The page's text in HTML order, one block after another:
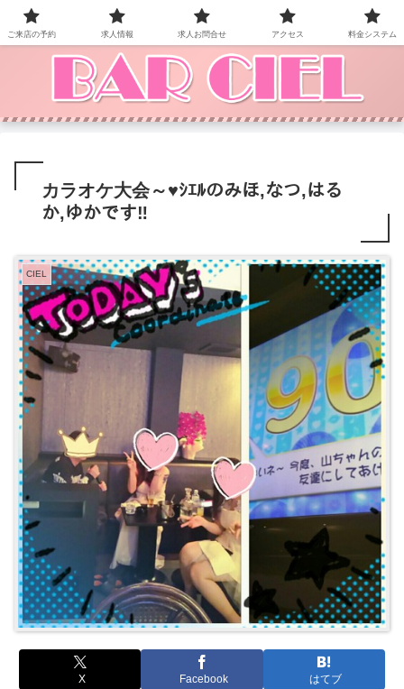
BAR CIEL！ご来店お待ちしています。
カラオケ大会～♥ｼｴﾙのみほ,なつ,はる
か,ゆかです‼
CIEL
X Facebook はてブ
ご来店の予約 求人情報 求人お問合せ アクセス 料金システム